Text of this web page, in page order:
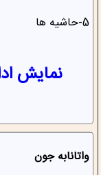
5-حاشیه ها
نمایش
واتانابه جون